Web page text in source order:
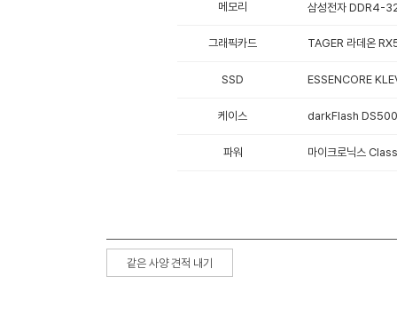
메모리 삼성전자 DDR4-
그래픽카드 TAGER 라데온
SSD ESSENCORE
케이스 darkFlash DS500
파워 마이크로닉스
같은 사양 견적 내기